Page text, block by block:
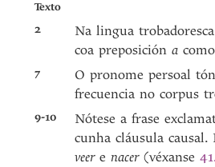
Texto
2
Na lingua
coa preposición a
7 O pronome persoal
frecuencia no corpus
9-10 Nótese a frase
cunha cláusula
veere nacer(véxanse